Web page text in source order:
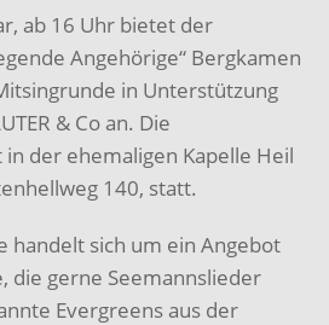
ab 16 Uhr bietet der
Angehörige“ Bergkamen
in Unterstützung
& Co an. Die
der ehemaligen Kapelle Heil
140, statt.
handelt sich um ein Angebot
die gerne Seemannslieder
Evergreens aus der